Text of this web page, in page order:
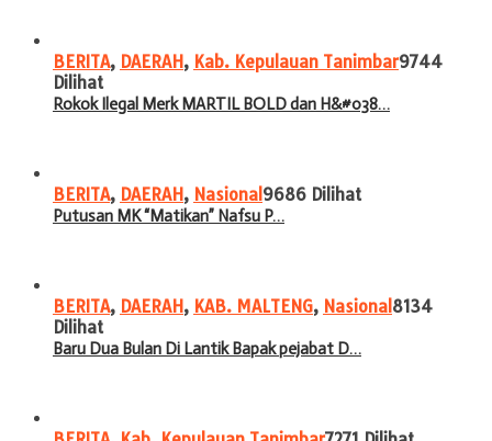
BERITA, DAERAH, Kab. Kepulauan Tanimbar9744
Dilihat
Rokok Ilegal Merk MARTIL BOLD dan H&#038…
BERITA, DAERAH, Nasional 9686 Dilihat
Putusan MK “Matikan” Nafsu P…
BERITA, DAERAH, KAB. MALTENG, Nasional 8134
Dilihat
Baru Dua Bulan Di Lantik Bapak pejabat D…